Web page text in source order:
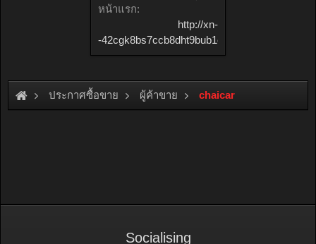
หน้าแรก:
http://xn-
-
ประกาศซื้อขาย ผู้ค้าขาย chaicar
Socialising